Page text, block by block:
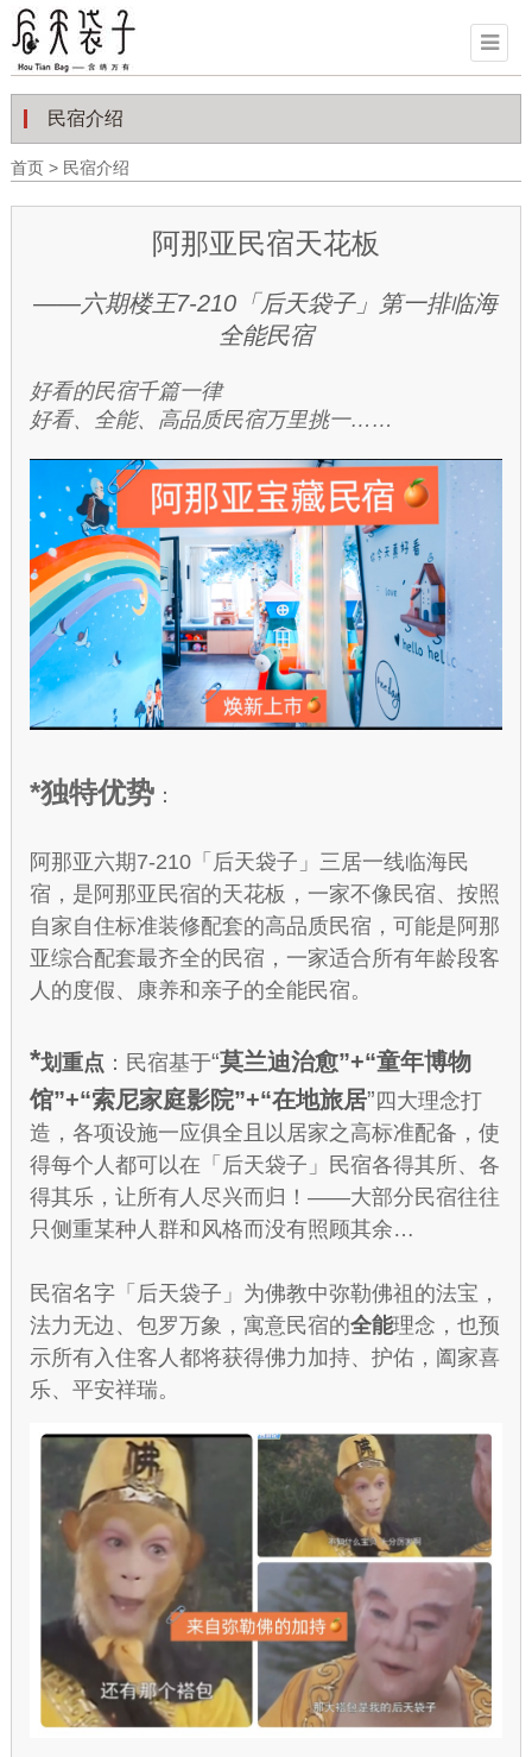
民宿介绍
首页> 民宿介绍
阿那亚民宿天花板
——六期楼王7-210「后天袋子」第一排临海
全能民宿
好看的民宿千篇一律
好看、全能、高品质民宿万里挑一……
*独特优势：
阿那亚六期7-210「后天袋子」三居一线临海民
宿，是阿那亚民宿的天花板，一家不像民宿、按照
自家自住标准装修配套的高品质民宿，可能是阿那
亚综合配套最齐全的民宿，一家适合所有年龄段客
人的度假、康养和亲子的全能民宿。
*划重点 ：民宿基于“莫兰迪治愈”+“童年博物
馆”+“索尼家庭影院”+“在地旅居”四大理念打
造，各项设施一应俱全且以居家之高标准配备，使
得每个人都可以在「后天袋子」民宿各得其所、各
得其乐，让所有人尽兴而归！——大部分民宿往往
只侧重某种人群和风格而没有照顾其余…
民宿名字「后天袋子」为佛教中弥勒佛祖的法宝，
法力无边、包罗万象，寓意民宿的全能理念，也预
示所有入住客人都将获得佛力加持、护佑，阖家喜
乐、平安祥瑞。